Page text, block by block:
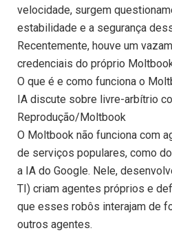
velocidade, surgem
estabilidade e a segurança
Recentemente, houve um
credenciais do próprio
O que é e como funciona o
IA discute sobre livre-arbítrio
Reprodução/Moltbook
O Moltbook não funciona com
de serviços populares, como
a IA do Google. Nele,
TI) criam agentes próprios e
que esses robôs interajam de
outros agentes.